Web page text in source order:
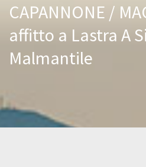
CAPANNONE /
affitto a Lastra A
Malmantile